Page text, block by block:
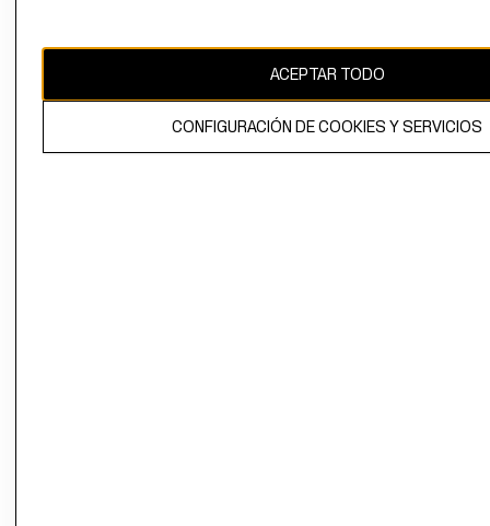
El contenido de esta página web está protegido por copyright y es
propiedad de H&M Hennes & Mauritz AB.
ACEPTAR TODO
CONFIGURACIÓN DE COOKIES Y SERVICIOS